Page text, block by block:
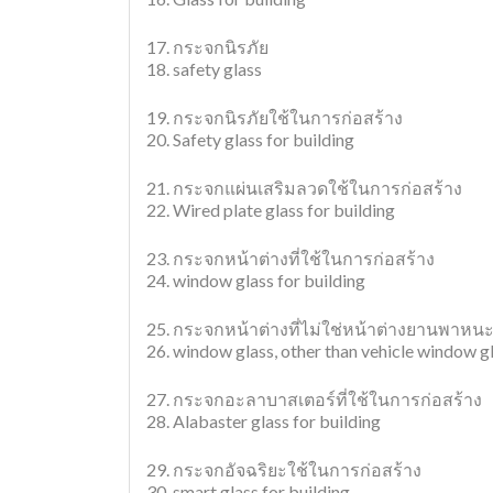
17. กระจกนิรภัย
18. safety glass
19. กระจกนิรภัยใช้ในการก่อสร้าง
20. Safety glass for building
21. กระจกแผ่นเสริมลวดใช้ในการก่อสร้าง
22. Wired plate glass for building
23. กระจกหน้าต่างที่ใช้ในการก่อสร้าง
24. window glass for building
25. กระจกหน้าต่างที่ไม่ใช่หน้าต่างยานพาหนะ
26. window glass, other than vehicle window
27. กระจกอะลาบาสเตอร์ที่ใช้ในการก่อสร้าง
28. Alabaster glass for building
29. กระจกอัจฉริยะใช้ในการก่อสร้าง